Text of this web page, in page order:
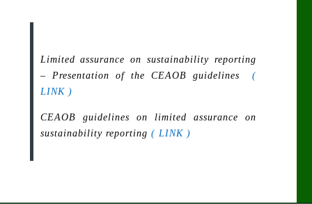
Limited assurance on sustainability reporting
– Presentation of the CEAOB guidelines(
LINK )
CEAOB guidelines on limited assurance on
sustainability reporting ( LINK )